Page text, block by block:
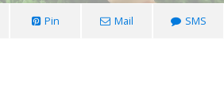
Pin Mail SMS